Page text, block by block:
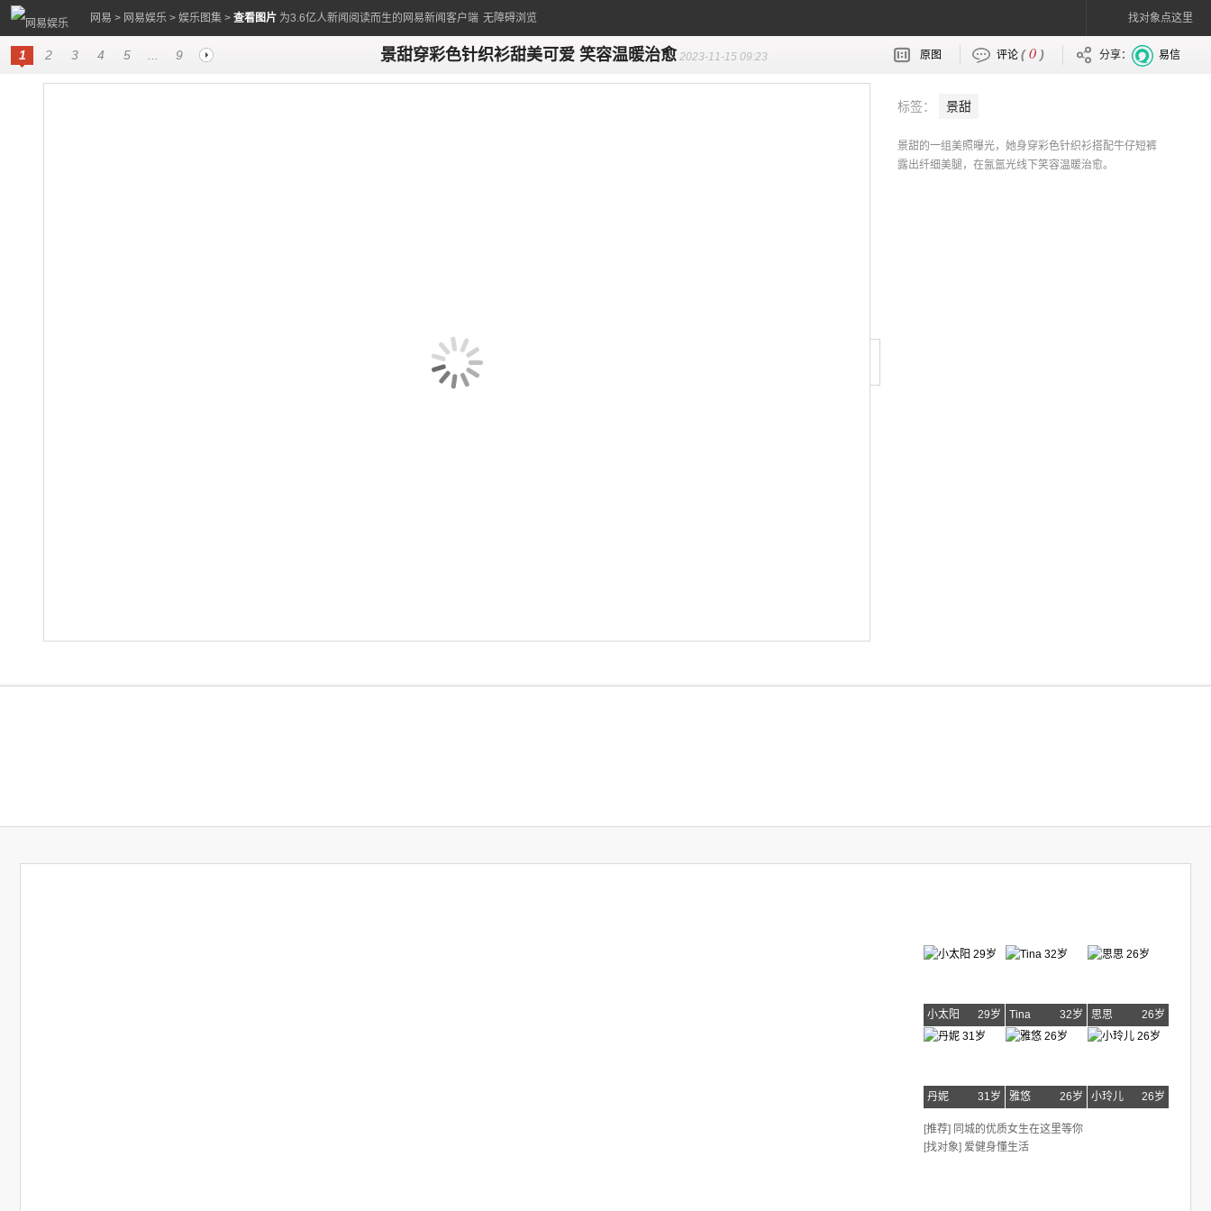
网易 > 网易娱乐 > 娱乐图集 > 查看图片 为3.6亿人新闻阅读而生的网易新闻客户端 无障碍浏览 找对象点这里
1 2 3 4 5 9 景甜穿彩色针织衫甜美可爱 笑容温暖治愈 2023-11-15 09:23 原图 评论 (0 ) 分享： 易信
标签： 景甜
景甜的一组美照曝光，她身穿彩色针织衫搭配牛仔短裤
露出纤细美腿，在氤氲光线下笑容温暖治愈。
小太阳 29岁 Tina 32岁 思思 26岁
丹妮 31岁 雅悠 26岁 小玲儿 26岁
[推荐] 同城的优质女生在这里等你
[找对象] 爱健身懂生活